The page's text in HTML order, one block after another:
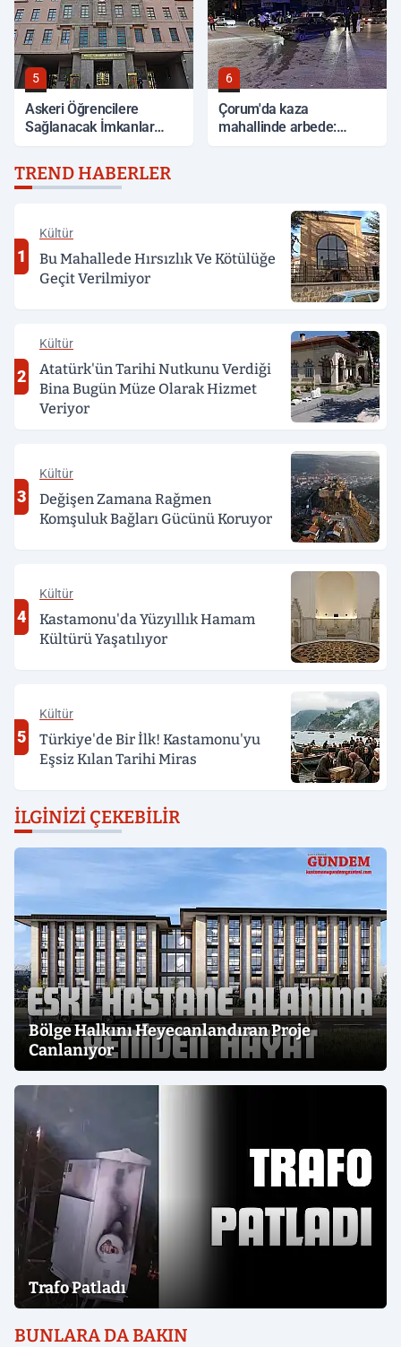
5
Askeri Öğrencilere
Sağlanacak İmkanlar
6
Çorum'da kaza
mahallinde arbede:
TREND HABERLER
1
Kültür
Bu Mahallede Hırsızlık Ve Kötülüğe
Geçit Verilmiyor
2
Kültür
Atatürk'ün Tarihi Nutkunu Verdiği
Bina Bugün Müze Olarak Hizmet
Veriyor
3
Kültür
Değişen Zamana Rağmen
Komşuluk Bağları Gücünü Koruyor
4
Kültür
Kastamonu'da Yüzyıllık Hamam
Kültürü Yaşatılıyor
5
Kültür
Türkiye'de Bir İlk! Kastamonu'yu
Eşsiz Kılan Tarihi Miras
İLGINIZI ÇEKEBILIR
Bölge Halkını Heyecanlandıran Proje
Canlanıyor
Trafo Patladı
BUNLARA DA BAKIN